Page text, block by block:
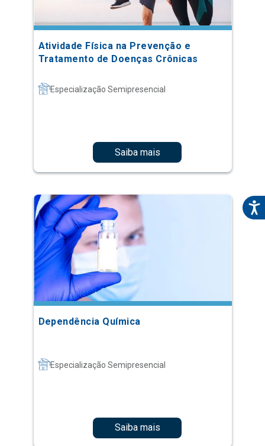
Atividade Física na Prevenção e
Tratamento de Doenças Crônicas
Especialização Semipresencial
Saiba mais
Dependência Química
Especialização Semipresencial
Saiba mais